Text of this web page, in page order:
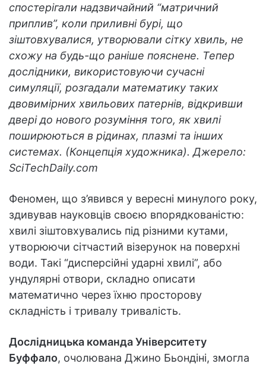
спостерігали надзвичайний “матричний
приплив”, коли приливні бурі, що
зіштовхувалися, утворювали сітку хвиль, не
схожу на будь-що раніше пояснене. Тепер
дослідники, використовуючи сучасні
симуляції, розгадали математику таких
двовимірних хвильових патернів, відкривши
двері до нового розуміння того, як хвилі
поширюються в рідинах, плазмі та інших
системах. (Концепція художника). Джерело:
SciTechDaily.com
Феномен, що з’явився у вересні минулого року,
здивував науковців своєю впорядкованістю:
хвилі зіштовхувались під різними кутами,
утворюючи сітчастий візерунок на поверхні
води. Такі “дисперсійні ударні хвилі”, або
ундулярні отвори, складно описати
математично через їхню просторову
складність і тривалу тривалість.
Дослідницька команда Університету
Буффало, очолювана Джино Бьондіні, змогла